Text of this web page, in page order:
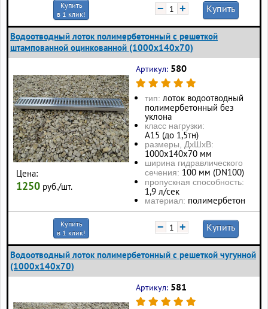
Купить
в 1 клик!
− + Купить
Водоотводный лоток полимербетонный с решеткой
штампованной оцинкованной (1000x140x70)
Цена:
1250 руб./шт.
Артикул: 580
тип: лоток водоотводный
полимербетонный без
уклона
класс нагрузки:
А15 (до 1,5тн)
размеры, ДхШхВ:
1000х140х70 мм
ширина гидравлического
сечения: 100 мм (DN100)
пропускная способность:
1,9 л/сек
материал: полимербетон
Купить
в 1 клик!
− + Купить
Водоотводный лоток полимербетонный с решеткой чугунной
(1000x140x70)
Артикул: 581